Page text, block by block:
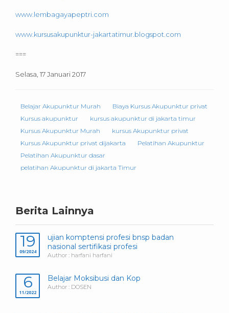
www.lembagayapeptri.com
www.kursusakupunktur-jakartatimur.blogspot.com
===
Selasa, 17 Januari 2017
Belajar Akupunktur Murah
Biaya Kursus Akupunktur privat
Kursus akupunktur
kursus akupunktur di jakarta timur
Kursus Akupunktur Murah
kursus Akupunktur privat
Kursus Akupunktur privat dijakarta
Pelatihan Akupunktur
Pelatihan Akupunktur dasar
pelatihan Akupunktur di jakarta Timur
Berita Lainnya
19
09/2024
ujian komptensi profesi bnsp badan
nasional sertifikasi profesi
Author : harfani harfani
6
11/2022
Belajar Moksibusi dan Kop
Author : DOSEN